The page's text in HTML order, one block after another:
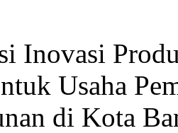
Inovasi
Usaha
di Kota